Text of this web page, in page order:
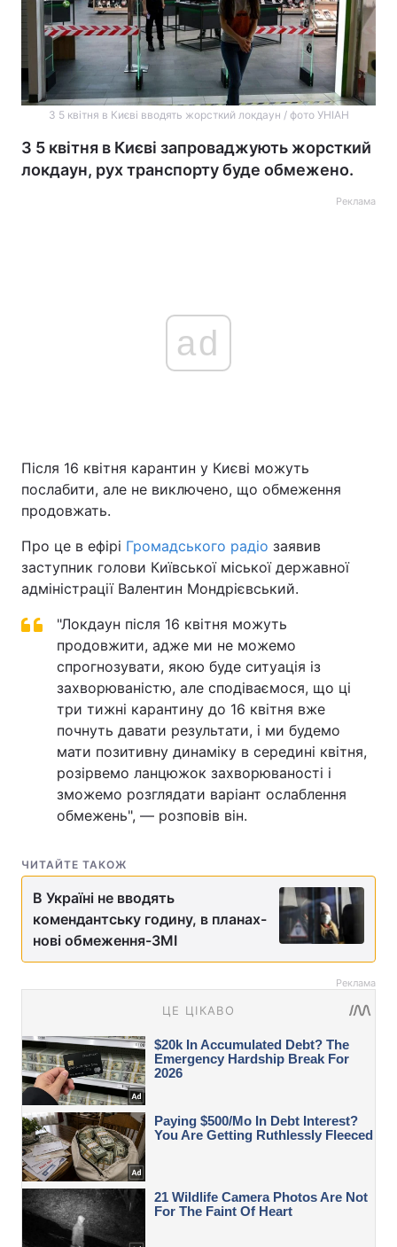
З 5 квітня в Києві вводять жорсткий локдаун / фото УНІАН
З 5 квітня в Києві запроваджують жорсткий
локдаун, рух транспорту буде обмежено.
Реклама
ad
Після 16 квітня карантин у Києві можуть
послабити, але не виключено, що обмеження
продовжать.
Про це в ефірі Громадського радіо заявив
заступник голови Київської міської державної
адміністрації Валентин Мондрієвський.
"Локдаун після 16 квітня можуть
продовжити, адже ми не можемо
спрогнозувати, якою буде ситуація із
захворюваністю, але сподіваємося, що ці
три тижні карантину до 16 квітня вже
почнуть давати результати, і ми будемо
мати позитивну динаміку в середині квітня,
розірвемо ланцюжок захворюваності і
зможемо розглядати варіант ослаблення
обмежень", — розповів він.
ЧИТАЙТЕ ТАКОЖ
В Україні не вводять
комендантську годину, в планах-
нові обмеження-ЗМІ
Реклама